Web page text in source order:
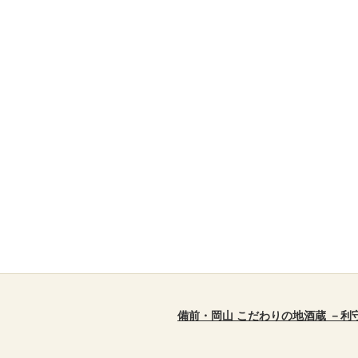
備前・岡山 こだわりの地酒蔵 －利